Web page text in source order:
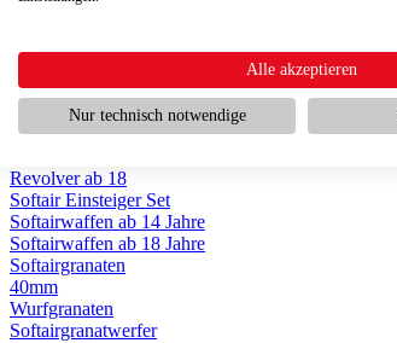
Scharfschützengewehr ab 18
Softair Pistolen
Softair Pistolen elektrisch ab 14
Softair Pistolen Federdruck ab 14
Softair Pistolen HPA Luftdruck ab 18
Revolver ab 18
Softair Einsteiger Set
Softairwaffen ab 14 Jahre
Softairwaffen ab 18 Jahre
Softairgranaten
40mm
Wurfgranaten
Softairgranatwerfer
Alle akzeptieren
Nur technisch notwendige